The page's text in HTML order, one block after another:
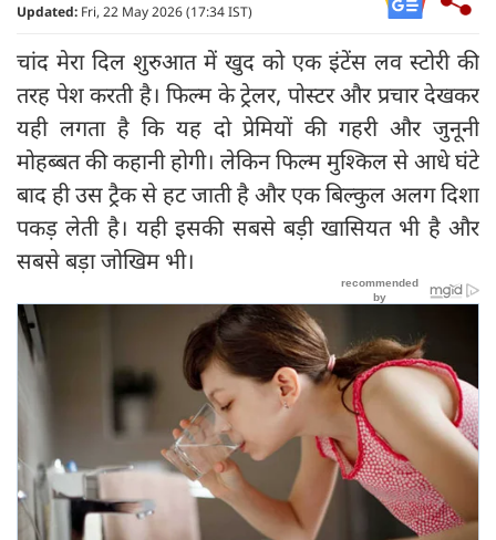
Updated: Fri, 22 May 2026 (17:34 IST)
चांद मेरा दिल शुरुआत में खुद को एक इंटेंस लव स्टोरी की
तरह पेश करती है। फिल्म के ट्रेलर, पोस्टर और प्रचार देखकर
यही लगता है कि यह दो प्रेमियों की गहरी और जुनूनी
मोहब्बत की कहानी होगी। लेकिन फिल्म मुश्किल से आधे घंटे
बाद ही उस ट्रैक से हट जाती है और एक बिल्कुल अलग दिशा
पकड़ लेती है। यही इसकी सबसे बड़ी खासियत भी है और
सबसे बड़ा जोखिम भी।